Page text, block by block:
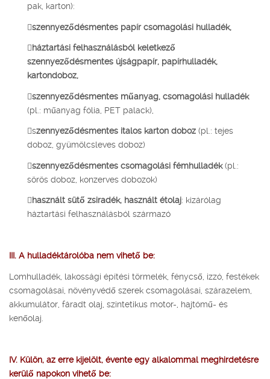
pak, karton):
szennyeződésmentes papír csomagolási hulladék,
háztartási felhasználásból keletkező
szennyeződésmentes újságpapír, papírhulladék,
kartondoboz,
szennyeződésmentes műanyag, csomagolási hulladék
(pl.: műanyag fólia, PET palack),
szennyeződésmentes italos karton doboz (pl.: tejes
doboz, gyümölcsleves doboz)
szennyeződésmentes csomagolási fémhulladék(pl.:
sörös doboz, konzerves dobozok)
használt sütő zsiradék, használt étolaj: kizárólag
háztartási felhasználásból származó
III. A hulladéktárolóba nem vihető be:
Lomhulladék, lakossági építési törmelék, fénycső, izzó, festékek
csomagolásai, növényvédő szerek csomagolásai, szárazelem,
akkumulátor, fáradt olaj, szintetikus motor-, hajtómű- és
kenőolaj.
IV. Külön, az erre kijelölt, évente egy alkalommal meghirdetésre
kerülő napokon vihető be: